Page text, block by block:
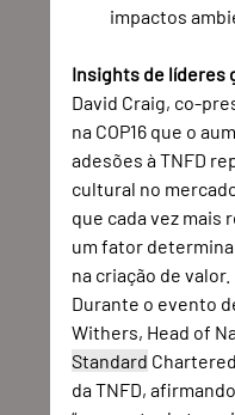
impactos
Insights de líderes
David Craig, co-
na COP16 que o
adesões à TNFD
cultural no
que cada vez mais
um fator
na criação de valor.
Durante o evento
Withers, Head of
Standard
da TNFD,